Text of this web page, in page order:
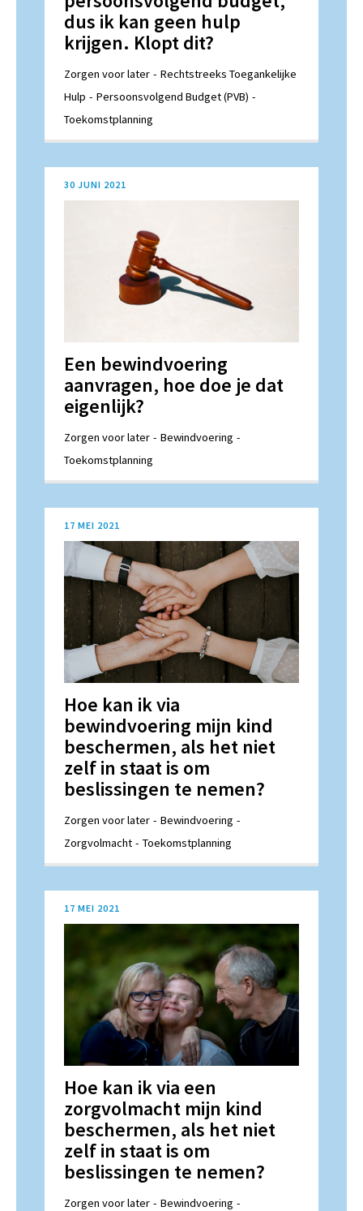
dus ik kan geen hulp
krijgen. Klopt dit?
Zorgen voor later
Rechtstreeks Toegankelijke
Hulp
Persoonsvolgend Budget (PVB)
Toekomstplanning
30 JUNI 2021
Een bewindvoering
aanvragen, hoe doe je dat
eigenlijk?
Zorgen voor later
Bewindvoering
Toekomstplanning
17 MEI 2021
Hoe kan ik via
bewindvoering mijn kind
beschermen, als het niet
zelf in staat is om
beslissingen te nemen?
Zorgen voor later
Bewindvoering
Zorgvolmacht
Toekomstplanning
17 MEI 2021
Hoe kan ik via een
zorgvolmacht mijn kind
beschermen, als het niet
zelf in staat is om
beslissingen te nemen?
Zorgen voor later
Bewindvoering